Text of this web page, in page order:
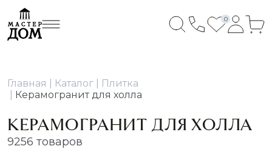
0
Главная Каталог
Плитка
Керамогранит для холла
КЕРАМОГРАНИТ ДЛЯ ХОЛЛА
9256 товаров